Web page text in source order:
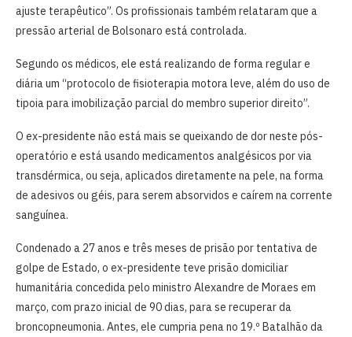
ajuste terapêutico”. Os profissionais também relataram que a
pressão arterial de Bolsonaro está controlada.
Segundo os médicos, ele está realizando de forma regular e
diária um “protocolo de fisioterapia motora leve, além do uso de
tipoia para imobilização parcial do membro superior direito”.
O ex-presidente não está mais se queixando de dor neste pós-
operatório e está usando medicamentos analgésicos por via
transdérmica, ou seja, aplicados diretamente na pele, na forma
de adesivos ou géis, para serem absorvidos e caírem na corrente
sanguínea.
Condenado a 27 anos e três meses de prisão por tentativa de
golpe de Estado, o ex-presidente teve prisão domiciliar
humanitária concedida pelo ministro Alexandre de Moraes em
março, com prazo inicial de 90 dias, para se recuperar da
broncopneumonia. Antes, ele cumpria pena no 19.º Batalhão da